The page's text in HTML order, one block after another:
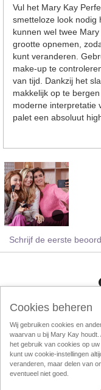
Vul het Mary Kay
smetteloze look nodig
kunnen wel twee Mary
grootte opnemen,
kunt veranderen.
make-up te
van tijd. Dankzij het
makkelijk op te
moderne interpretatie
palet een absoluut
Schrijf de eerste
Cookies beheren
Gebruikersvorwaarden
Weggooien
Cookies beheren
Wij gebruiken cookies en
waarvan u bij Mary Kay
het gebruik van cookies op
kunt uw cookie-instellingen
veranderen, maar delen van
eventueel niet goed.